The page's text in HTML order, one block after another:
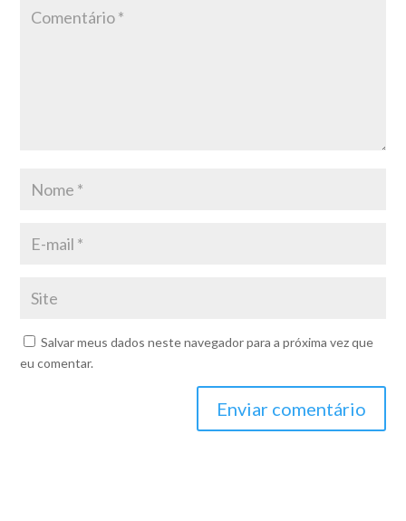
Salvar meus dados neste navegador para a próxima vez que
eu comentar.
Enviar comentário